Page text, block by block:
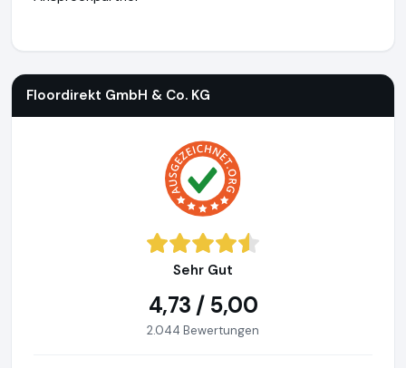
Floordirekt GmbH & Co. KG
Sehr Gut
4,73 / 5,00
2.044 Bewertungen